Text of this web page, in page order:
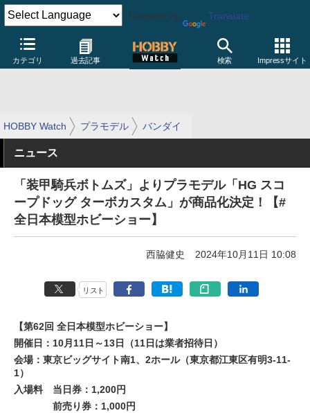
Powered by Translate
カテゴリ 過去記事 検索 Impressサイト
HOBBY Watch プラモデル バンダイ
ニュース
「装甲騎兵ボトムズ」よりプラモデル「HG スコ
ープドッグ ターボカスタム」が商品化決定！【#
全日本模型ホビーショー】
西脇健史 2024年10月11日 10:08
リスト
【第62回 全日本模型ホビーショー】
開催日：10月11日～13日（11日は業者招待日）
会場：東京ビッグサイト南1、2ホール（東京都江東区有明3-11-
1）
入場料
当日券：1,200円
前売り券：1,000円